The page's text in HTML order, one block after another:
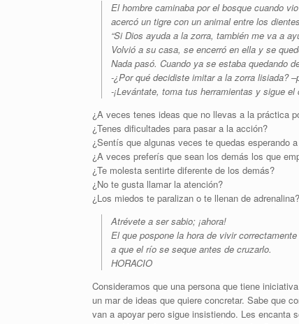
El hombre caminaba por el bosque cuando
acercó un tigre con un animal entre los
“Si Dios ayuda a la zorra, también me va a
Volvió a su casa, se encerró en ella y se
Nada pasó. Cuando ya se estaba quedando
-¿Por qué decidiste imitar a la zorra lisiada?
-¡Levántate, toma tus herramientas y sigue
¿A veces tenes ideas que no llevas a la práctica
¿Tenes dificultades para pasar a la acción?
¿Sentís que algunas veces te quedas esperando
¿A veces preferís que sean los demás los que
¿Te molesta sentirte diferente de los demás?
¿No te gusta llamar la atención?
¿Los miedos te paralizan o te llenan de adrenalina?
Atrévete a ser sabio; ¡ahora!
El que pospone la hora de vivir
a que el río se seque antes de cruzarlo.
HORACIO
Consideramos que una persona que tiene
un mar de ideas que quiere concretar. Sabe que
van a apoyar pero sigue insistiendo. Les encanta